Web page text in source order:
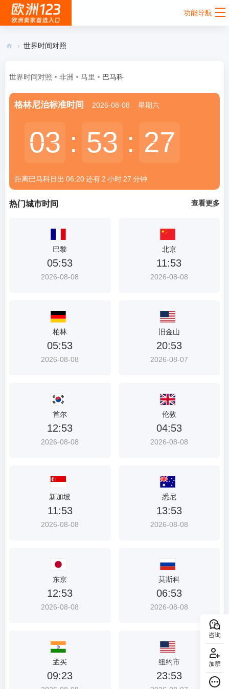
功能导航
咨询
加群
洲
卖
› 世界时间对照
世界时间对照 非洲 马里 巴马科
格林尼治标准时间 2026-08-08 星期六
03
03 : 53
53 : 27
27
距离巴马科日出 06:20还有 2 小时 27 分钟
热门城市时间 查看更多
巴黎
05:53
2026-08-08
北京
11:53
2026-08-08
柏林
05:53
2026-08-08
旧金山
20:53
2026-08-07
首尔
12:53
2026-08-08
伦敦
04:53
2026-08-08
新加坡
11:53
2026-08-08
悉尼
13:53
2026-08-08
东京
12:53
2026-08-08
莫斯科
06:53
2026-08-08
孟买
09:23
纽约市
23:53